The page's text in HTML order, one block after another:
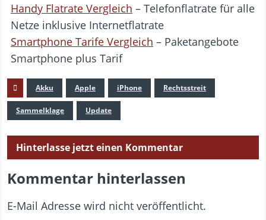
Handy Flatrate Vergleich – Telefonflatrate für alle
Netze inklusive Internetflatrate
Smartphone Tarife Vergleich – Paketangebote
Smartphone plus Tarif
Akku Apple iPhone Rechtsstreit
Sammelklage Update
Hinterlasse jetzt einen Kommentar
Kommentar hinterlassen
E-Mail Adresse wird nicht veröffentlicht.